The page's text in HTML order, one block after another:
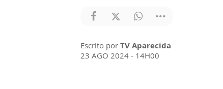
Escrito por TV Aparecida
23 AGO 2024 - 14H00